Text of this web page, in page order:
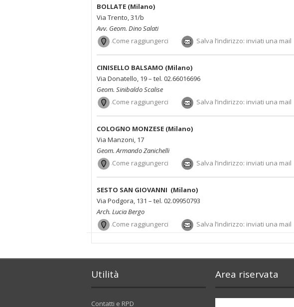
BOLLATE (Milano)
Via Trento, 31/b
Avv. Geom. Dino Salati
Come raggiungerci
Salva l’indirizzo: inviati una mail
CINISELLO BALSAMO (Milano)
Via Donatello, 19 – tel. 02.66016696
Geom. Sinibaldo Scalise
Come raggiungerci
Salva l’indirizzo: inviati una mail
COLOGNO MONZESE (Milano)
Via Manzoni, 17
Geom. Armando Zanichelli
Come raggiungerci
Salva l’indirizzo: inviati una mail
SESTO SAN GIOVANNI (Milano)
Via Podgora, 131 – tel. 02.09950793
Arch. Lucia Bergo
Come raggiungerci
Salva l’indirizzo: inviati una mail
Utilità
Contatti e RPD
Area riservata